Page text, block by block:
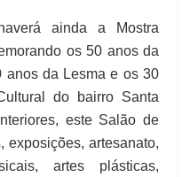
ainda a Mostra
os 50 anos da
anos da Lesma e os 30
do bairro Santa
este Salão de
exposições, artesanato,
artes plásticas,